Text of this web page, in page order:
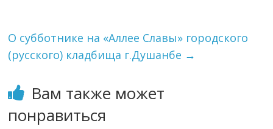
О субботнике на «Аллее Славы» городского
(русского) кладбища г.Душанбе →
Вам также может
понравиться